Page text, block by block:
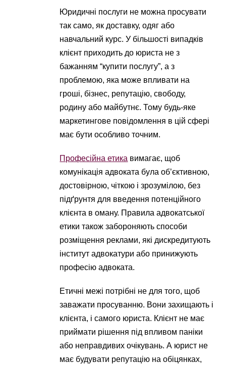
Юридичні послуги не можна просувати
так само, як доставку, одяг або
навчальний курс. У більшості випадків
клієнт приходить до юриста не з
бажанням “купити послугу”, а з
проблемою, яка може впливати на
гроші, бізнес, репутацію, свободу,
родину або майбутнє. Тому будь-яке
маркетингове повідомлення в цій сфері
має бути особливо точним.
Професійна етика вимагає, щоб
комунікація адвоката була об’єктивною,
достовірною, чіткою і зрозумілою, без
підґрунтя для введення потенційного
клієнта в оману. Правила адвокатської
етики також забороняють способи
розміщення реклами, які дискредитують
інститут адвокатури або принижують
професію адвоката.
Етичні межі потрібні не для того, щоб
заважати просуванню. Вони захищають і
клієнта, і самого юриста. Клієнт не має
приймати рішення під впливом паніки
або неправдивих очікувань. А юрист не
має будувати репутацію на обіцянках,